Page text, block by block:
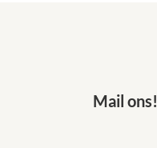
Mail ons!